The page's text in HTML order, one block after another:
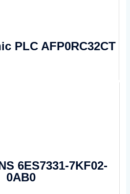
PLC AFP0RC32CT
6ES7331-7KF02-
0AB0